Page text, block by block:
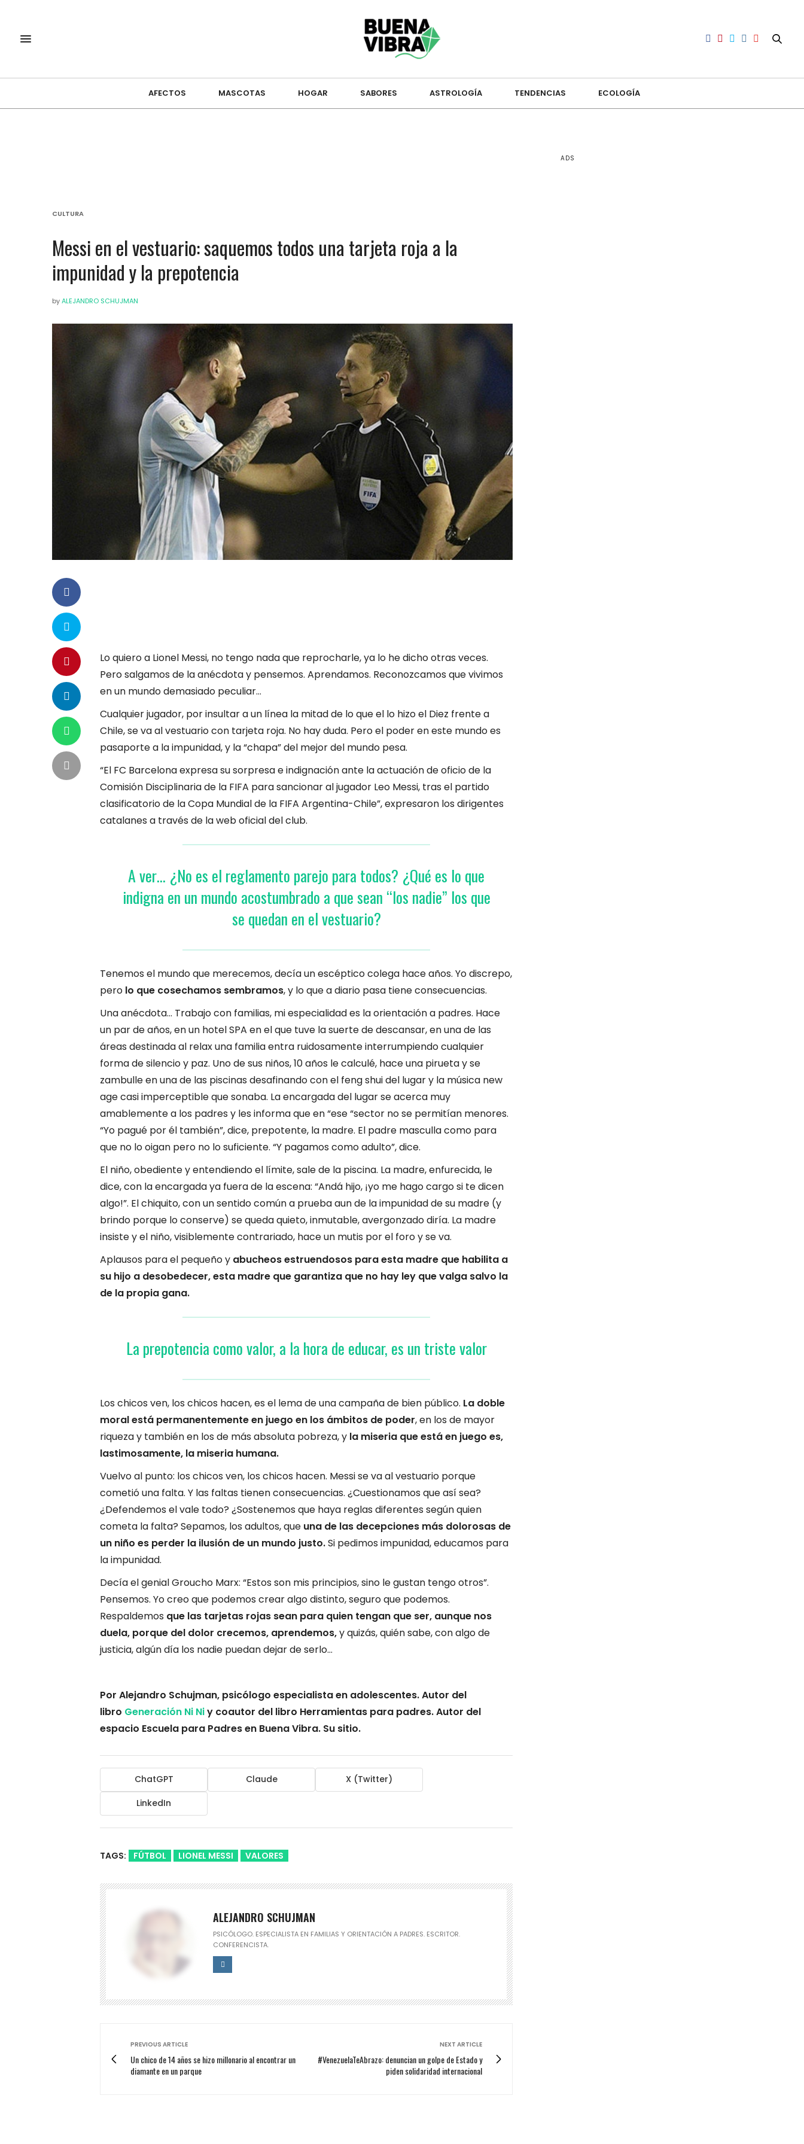
AFECTOS MASCOTAS HOGAR SABORES ASTROLOGÍA TENDENCIAS ECOLOGÍA
CULTURA
Messi en el vestuario: saquemos todos una tarjeta roja a la
impunidad y la prepotencia
byALEJANDRO SCHUJMAN
Lo quiero a Lionel Messi, no tengo nada que reprocharle, ya lo he dicho otras veces.
Pero salgamos de la anécdota y pensemos. Aprendamos. Reconozcamos que vivimos
en un mundo demasiado peculiar…
Cualquier jugador, por insultar a un línea la mitad de lo que el lo hizo el Diez frente a
Chile, se va al vestuario con tarjeta roja. No hay duda. Pero el poder en este mundo es
pasaporte a la impunidad, y la “chapa” del mejor del mundo pesa.
“El FC Barcelona expresa su sorpresa e indignación ante la actuación de oficio de la
Comisión Disciplinaria de la FIFA para sancionar al jugador Leo Messi, tras el partido
clasificatorio de la Copa Mundial de la FIFA Argentina-Chile”, expresaron los dirigentes
catalanes a través de la web oficial del club.
A ver… ¿No es el reglamento parejo para todos? ¿Qué es lo que
indigna en un mundo acostumbrado a que sean “los nadie” los que
se quedan en el vestuario?
Tenemos el mundo que merecemos, decía un escéptico colega hace años. Yo discrepo,
pero lo que cosechamos sembramos, y lo que a diario pasa tiene consecuencias.
Una anécdota… Trabajo con familias, mi especialidad es la orientación a padres. Hace
un par de años, en un hotel SPA en el que tuve la suerte de descansar, en una de las
áreas destinada al relax una familia entra ruidosamente interrumpiendo cualquier
forma de silencio y paz. Uno de sus niños, 10 años le calculé, hace una pirueta y se
zambulle en una de las piscinas desafinando con el feng shui del lugar y la música new
age casi imperceptible que sonaba. La encargada del lugar se acerca muy
amablemente a los padres y les informa que en “ese “sector no se permitían menores.
“Yo pagué por él también”, dice, prepotente, la madre. El padre masculla como para
que no lo oigan pero no lo suficiente. “Y pagamos como adulto”, dice.
El niño, obediente y entendiendo el límite, sale de la piscina. La madre, enfurecida, le
dice, con la encargada ya fuera de la escena: “Andá hijo, ¡yo me hago cargo si te dicen
algo!”. El chiquito, con un sentido común a prueba aun de la impunidad de su madre (y
brindo porque lo conserve) se queda quieto, inmutable, avergonzado diría. La madre
insiste y el niño, visiblemente contrariado, hace un mutis por el foro y se va.
Aplausos para el pequeño y abucheos estruendosos para esta madre que habilita a
su hijo a desobedecer, esta madre que garantiza que no hay ley que valga salvo la
de la propia gana.
La prepotencia como valor, a la hora de educar, es un triste valor
Los chicos ven, los chicos hacen, es el lema de una campaña de bien público. La doble
moral está permanentemente en juego en los ámbitos de poder, en los de mayor
riqueza y también en los de más absoluta pobreza, y la miseria que está en juego es,
lastimosamente, la miseria humana.
Vuelvo al punto: los chicos ven, los chicos hacen. Messi se va al vestuario porque
cometió una falta. Y las faltas tienen consecuencias. ¿Cuestionamos que así sea?
¿Defendemos el vale todo? ¿Sostenemos que haya reglas diferentes según quien
cometa la falta? Sepamos, los adultos, que una de las decepciones más dolorosas de
un niño es perder la ilusión de un mundo justo.Si pedimos impunidad, educamos para
la impunidad.
Decía el genial Groucho Marx: “Estos son mis principios, sino le gustan tengo otros”.
Pensemos. Yo creo que podemos crear algo distinto, seguro que podemos.
Respaldemos que las tarjetas rojas sean para quien tengan que ser, aunque nos
duela, porque del dolor crecemos, aprendemos,y quizás, quién sabe, con algo de
justicia, algún día los nadie puedan dejar de serlo…
Por Alejandro Schujman, psicólogo especialista en adolescentes. Autor del
libro Generación Ni Niy coautor del libro Herramientas para padres. Autor del
espacio Escuela para Padres en Buena Vibra. Su sitio.
ChatGPT Claude
X (Twitter)
LinkedIn
TAGS: FÚTBOL LIONEL MESSI VALORES
ALEJANDRO SCHUJMAN
PSICÓLOGO. ESPECIALISTA EN FAMILIAS Y ORIENTACIÓN A PADRES. ESCRITOR.
CONFERENCISTA.
PREVIOUS ARTICLE
Un chico de 14 años se hizo millonario al encontrar un
diamante en un parque
NEXT ARTICLE
#VenezuelaTeAbrazo: denuncian un golpe de Estado y
piden solidaridad internacional
ADS